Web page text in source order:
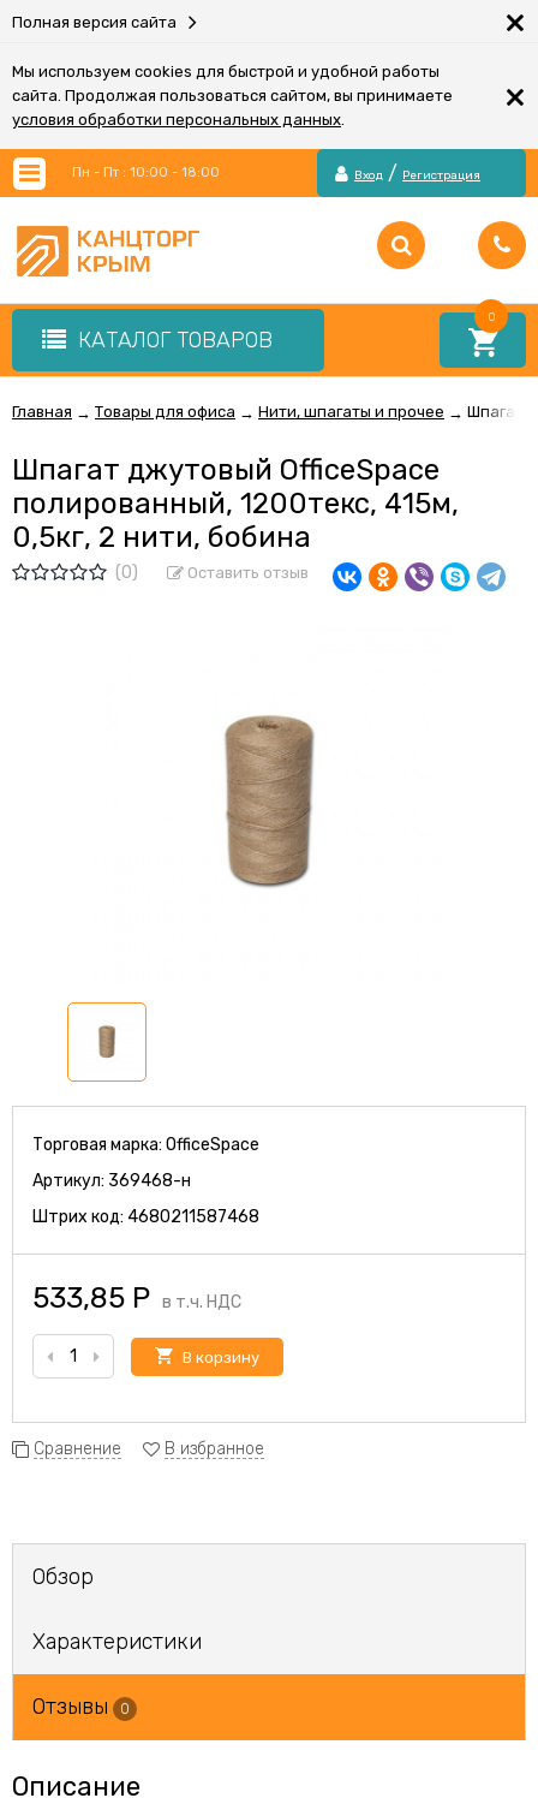
Полная версия сайта ×
Мы используем cookies для быстрой и удобной работы
сайта. Продолжая пользоваться сайтом, вы принимаете
условия обработки персональных данных.
×
Пн - Пт : 10:00 - 18:00 Вход / Регистрация
КАТАЛОГ ТОВАРОВ
0
Главная → Товары для офиса → Нити, шпагаты и прочее → Шпагат
Шпагат джутовый OfficeSpace
полированный, 1200текс, 415м,
0,5кг, 2 нити, бобина
(0) Оставить отзыв
Торговая марка: OfficeSpace
Артикул: 369468-н
Штрих код: 4680211587468
533,85 Р в т.ч. НДС
В корзину
Сравнение В избранное
Обзор
Характеристики
Отзывы 0
Описание